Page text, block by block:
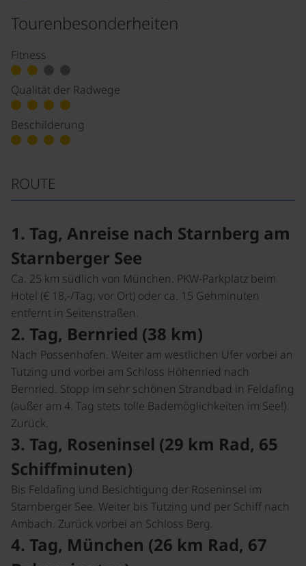
Tourenbesonderheiten
Fitness
Qualität der Radwege
Beschilderung
ROUTE
1. Tag, Anreise nach Starnberg am
Starnberger See
Ca. 25 km südlich von München. PKW-Parkplatz beim
Hotel (€ 18,-/Tag; vor Ort) oder ca. 15 Gehminuten
entfernt in Seitenstraßen.
2. Tag, Bernried (38 km)
Nach Possenhofen. Weiter am westlichen Ufer vorbei an
Tutzing und vorbei am Schloss Höhenried nach
Bernried. Stopp im sehr schönen Strandbad in Feldafing
(außer am 4. Tag stets tolle Bademöglichkeiten im See!).
Zurück.
3. Tag, Roseninsel (29 km Rad, 65
Schiffminuten)
Bis Feldafing und Besichtigung der Roseninsel im
Starnberger See. Weiter bis Tutzing und per Schiff nach
Ambach. Zurück vorbei an Schloss Berg.
4. Tag, München (26 km Rad, 67